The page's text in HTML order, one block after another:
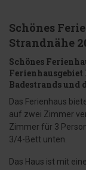
Schönes
Strandnähe
Schönes
Badestrands und
Das Ferienhaus
auf zwei Zimmer
Zimmer für 3
3/4-Bett unten.
Das Haus ist mit